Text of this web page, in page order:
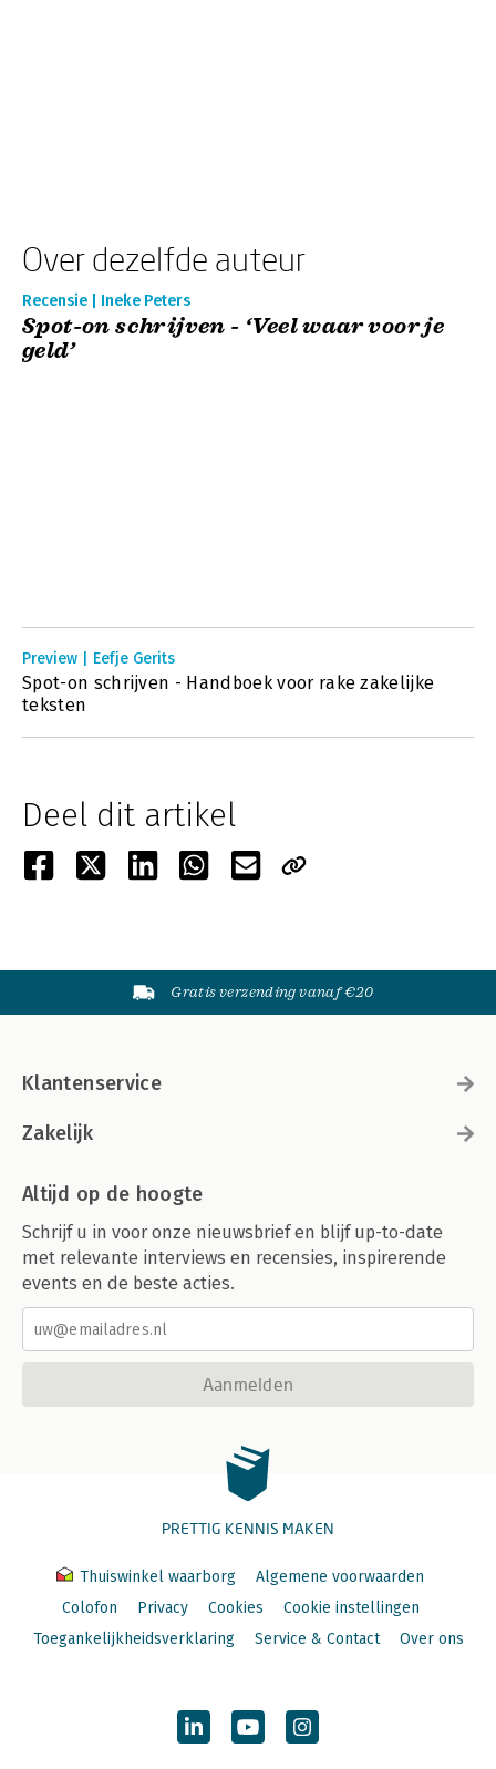
Over dezelfde auteur
Recensie | Ineke Peters
Spot-on schrijven - ‘Veel waar voor je
geld’
Preview | Eefje Gerits
Spot-on schrijven - Handboek voor rake zakelijke
teksten
Deel dit artikel
Gratis verzending vanaf €20
Klantenservice
Zakelijk
Altijd op de hoogte
Schrijf u in voor onze nieuwsbrief en blijf up-to-date
met relevante interviews en recensies, inspirerende
events en de beste acties.
Aanmelden
PRETTIG KENNIS MAKEN
Thuiswinkel waarborg
Algemene voorwaarden
Colofon
Privacy Cookies
Cookie instellingen
Toegankelijkheidsverklaring
Service & Contact Over ons